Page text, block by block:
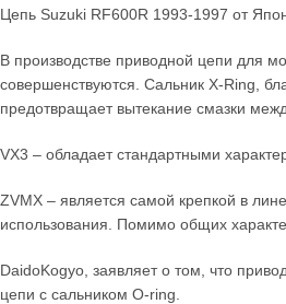
Цепь Suzuki RF600R 1993-1997 от
В производстве приводной цепи для
совершенствуются. Сальник X-Ring,
предотвращает вытекание смазки
VX3 – обладает стандартными
ZVMX – является самой крепкой в
использования. Помимо общих
DaidoKogyo, заявляет о том, что
цепи с сальником O-ring.